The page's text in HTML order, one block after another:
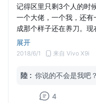
记得区里只剩3个人的时
一个大佬，一个我，还
成那个样子还在养刀。现
工会不知道什么时候解散
卸了，留个纪念。
展开
2018/6/1 来自 Vivo X9i
陸 : 你说的不会是我吧
4